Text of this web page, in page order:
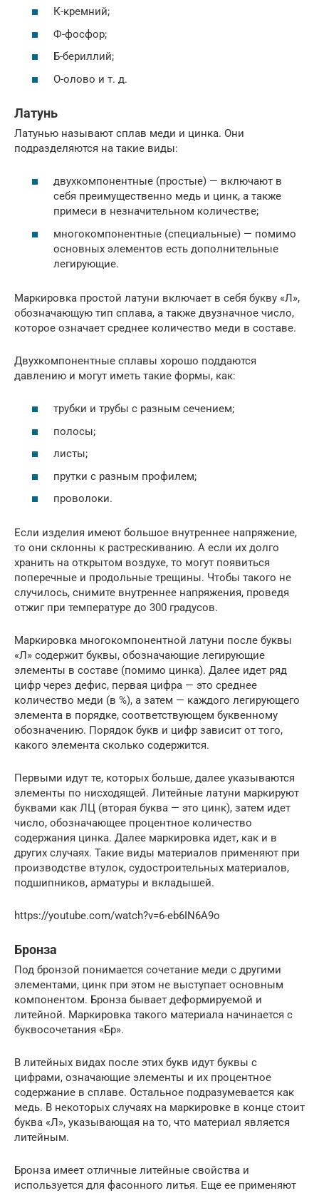
К-кремний;
Ф-фосфор;
Б-бериллий;
О-олово и т. д.
Латунь
Латунью называют сплав меди и цинка. Они
подразделяются на такие виды:
двухкомпонентные (простые) — включают в
себя преимущественно медь и цинк, а также
примеси в незначительном количестве;
многокомпонентные (специальные) — помимо
основных элементов есть дополнительные
легирующие.
Маркировка простой латуни включает в себя букву «Л»,
обозначающую тип сплава, а также двузначное число,
которое означает среднее количество меди в составе.
Двухкомпонентные сплавы хорошо поддаются
давлению и могут иметь такие формы, как:
трубки и трубы с разным сечением;
полосы;
листы;
прутки с разным профилем;
проволоки.
Если изделия имеют большое внутреннее напряжение,
то они склонны к растрескиванию. А если их долго
хранить на открытом воздухе, то могут появиться
поперечные и продольные трещины. Чтобы такого не
случилось, снимите внутреннее напряжения, проведя
отжиг при температуре до 300 градусов.
Маркировка многокомпонентной латуни после буквы
«Л» содержит буквы, обозначающие легирующие
элементы в составе (помимо цинка). Далее идет ряд
цифр через дефис, первая цифра — это среднее
количество меди (в %), а затем — каждого легирующего
элемента в порядке, соответствующем буквенному
обозначению. Порядок букв и цифр зависит от того,
какого элемента сколько содержится.
Первыми идут те, которых больше, далее указываются
элементы по нисходящей. Литейные латуни маркируют
буквами как ЛЦ (вторая буква — это цинк), затем идет
число, обозначающее процентное количество
содержания цинка. Далее маркировка идет, как и в
других случаях. Такие виды материалов применяют при
производстве втулок, судостроительных материалов,
подшипников, арматуры и вкладышей.
https://youtube.com/watch?v=6-eb6IN6A9o
Бронза
Под бронзой понимается сочетание меди с другими
элементами, цинк при этом не выступает основным
компонентом. Бронза бывает деформируемой и
литейной. Маркировка такого материала начинается с
буквосочетания «Бр».
В литейных видах после этих букв идут буквы с
цифрами, означающие элементы и их процентное
содержание в сплаве. Остальное подразумевается как
медь. В некоторых случаях на маркировке в конце стоит
буква «Л», указывающая на то, что материал является
литейным.
Бронза имеет отличные литейные свойства и
используется для фасонного литья. Еще ее применяют